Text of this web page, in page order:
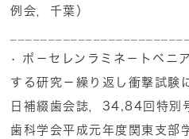
例会，千葉）
• ポ－セレンラミネ－トベニ
する研究－繰り返し衝撃試験
日補綴歯会誌，34,84回特
歯科学会平成元年度関東支部